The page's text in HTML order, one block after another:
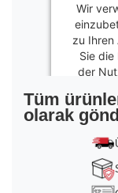
Wir
zu Ihren
Sie die
der
Tüm
olarak